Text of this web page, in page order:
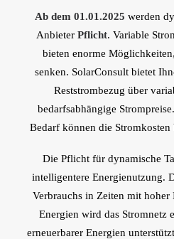
Ab dem 01.01.2025 werden
AnbieterPflicht. Variable
bieten enorme
senken. SolarConsult bietet
Reststrombezug über
bedarfsabhängige
Bedarf können die
Die Pflicht für dynamische
intelligentere Energienutzung.
Verbrauchs in Zeiten mit hoher
Energien wird das Stromnetz
erneuerbarer Energien